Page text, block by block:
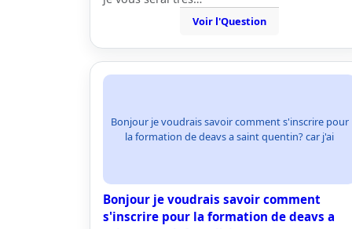
Voir l'Question
Bonjour je voudrais savoir comment s'inscrire pour
la formation de deavs a saint quentin? car j'ai
Bonjour je voudrais savoir comment
s'inscrire pour la formation de deavs a